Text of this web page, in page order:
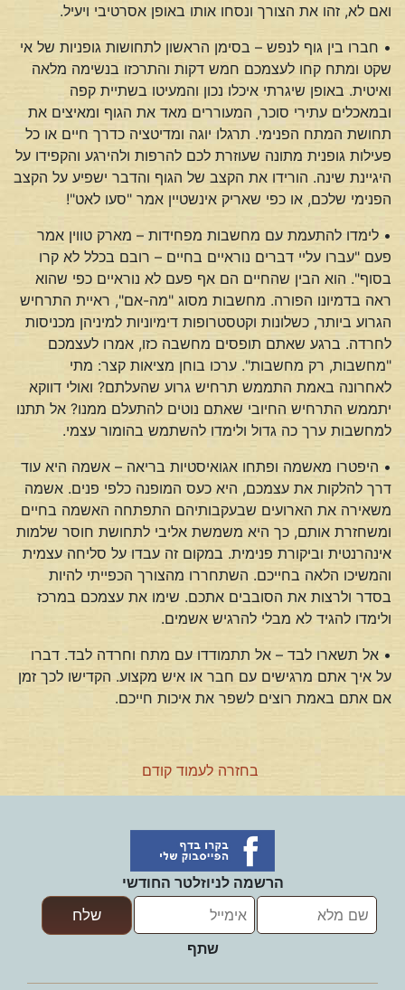
ואם לא, זהו את הצורך ונסחו אותו באופן אסרטיבי ויעיל.
• חברו בין גוף לנפש – בסימן הראשון לתחושות גופניות של אי
שקט ומתח קחו לעצמכם חמש דקות והתרכזו בנשימה מלאה
ואיטית. באופן שיגרתי איכלו נכון והמעיטו בשתיית קפה
ובמאכלים עתירי סוכר, המעוררים מאד את הגוף ומאיצים את
תחושת המתח הפנימי. תרגלו יוגה ומדיטציה כדרך חיים או כל
פעילות גופנית מתונה שעוזרת לכם להרפות ולהירגע והקפידו על
היגיינת שינה. הורידו את הקצב של הגוף והדבר ישפיע על הקצב
הפנימי שלכם, או כפי שאריק אינשטיין אמר "סעו לאט"!
• לימדו להתעמת עם מחשבות מפחידות – מארק טווין אמר
פעם "עברו עליי דברים נוראיים בחיים – רובם בכלל לא קרו
בסוף". הוא הבין שהחיים הם אף פעם לא נוראיים כפי שהוא
ראה בדמיונו הפורה. מחשבות מסוג "מה-אם", ראיית התרחיש
הגרוע ביותר, כשלונות וקטסטרופות דימיוניות למיניהן מכניסות
לחרדה. ברגע שאתם תופסים מחשבה כזו, אמרו לעצמכם
"מחשבות, רק מחשבות". ערכו בוחן מציאות קצר: מתי
לאחרונה באמת התממש תרחיש גרוע שהעלתם? ואולי דווקא
יתממש התרחיש החיובי שאתם נוטים להתעלם ממנו? אל תתנו
למחשבות ערך כה גדול ולימדו להשתמש בהומור עצמי.
• היפטרו מאשמה ופתחו אגואיסטיות בריאה – אשמה היא עוד
דרך להלקות את עצמכם, היא כעס המופנה כלפי פנים. אשמה
משאירה את הארועים שבעקבותיהם התפתחה האשמה בחיים
ומשחזרת אותם, כך היא משמשת אליבי לתחושת חוסר שלמות
אינהרנטית וביקורת פנימית. במקום זה עבדו על סליחה עצמית
והמשיכו הלאה בחייכם. השתחררו מהצורך הכפייתי להיות
בסדר ולרצות את הסובבים אתכם. שימו את עצמכם במרכז
ולימדו להגיד לא מבלי להרגיש אשמים.
• אל תשארו לבד – אל תתמודדו עם מתח וחרדה לבד. דברו
על איך אתם מרגישים עם חבר או איש מקצוע. הקדישו לכך זמן
אם אתם באמת רוצים לשפר את איכות חייכם.
בחזרה לעמוד קודם
הרשמה לניוזלטר החודשי
שתף